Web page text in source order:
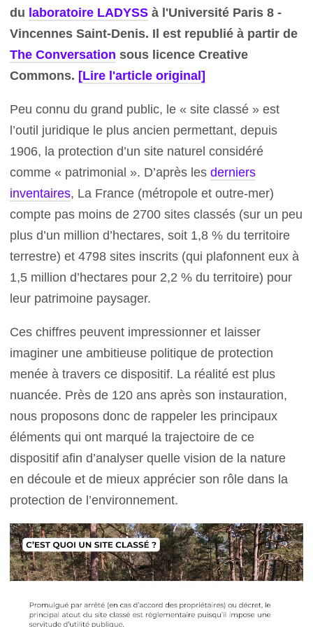
du laboratoire LADYSS à l'Université Paris 8 -
Vincennes Saint-Denis. Il est republié à partir de
The Conversation sous licence Creative
Commons. [Lire l'article original]
Peu connu du grand public, le « site classé » est
l’outil juridique le plus ancien permettant, depuis
1906, la protection d’un site naturel considéré
comme « patrimonial ». D’après lesderniers
inventaires, La France (métropole et outre-mer)
compte pas moins de 2700 sites classés (sur un peu
plus d’un million d’hectares, soit 1,8 % du territoire
terrestre) et 4798 sites inscrits (qui plafonnent eux à
1,5 million d’hectares pour 2,2 % du territoire) pour
leur patrimoine paysager.
Ces chiffres peuvent impressionner et laisser
imaginer une ambitieuse politique de protection
menée à travers ce dispositif. La réalité est plus
nuancée. Près de 120 ans après son instauration,
nous proposons donc de rappeler les principaux
éléments qui ont marqué la trajectoire de ce
dispositif afin d’analyser quelle vision de la nature
en découle et de mieux apprécier son rôle dans la
protection de l’environnement.